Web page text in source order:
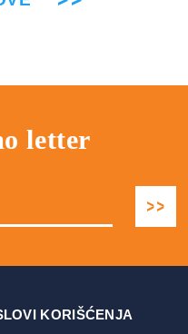
letter
KORIŠĆENJA